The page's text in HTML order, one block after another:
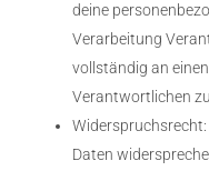
deine
Verarbeitung
vollständig an
Verantwortlichen
Daten